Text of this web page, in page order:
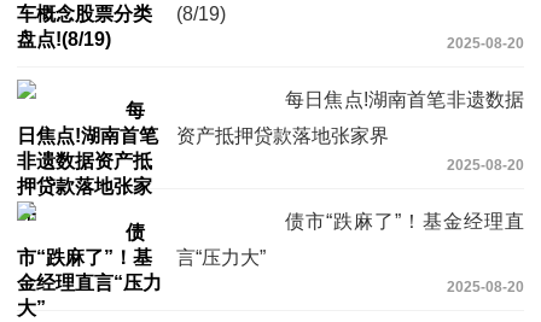
(8/19)
2025-08-20
每日焦点!湖南首笔非遗数据
资产抵押贷款落地张家界
2025-08-20
债市“跌麻了”！基金经理直
言“压力大”
2025-08-20